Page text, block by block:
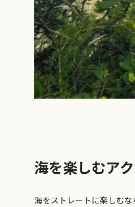
海を楽しむア
海をストレートに楽しむ